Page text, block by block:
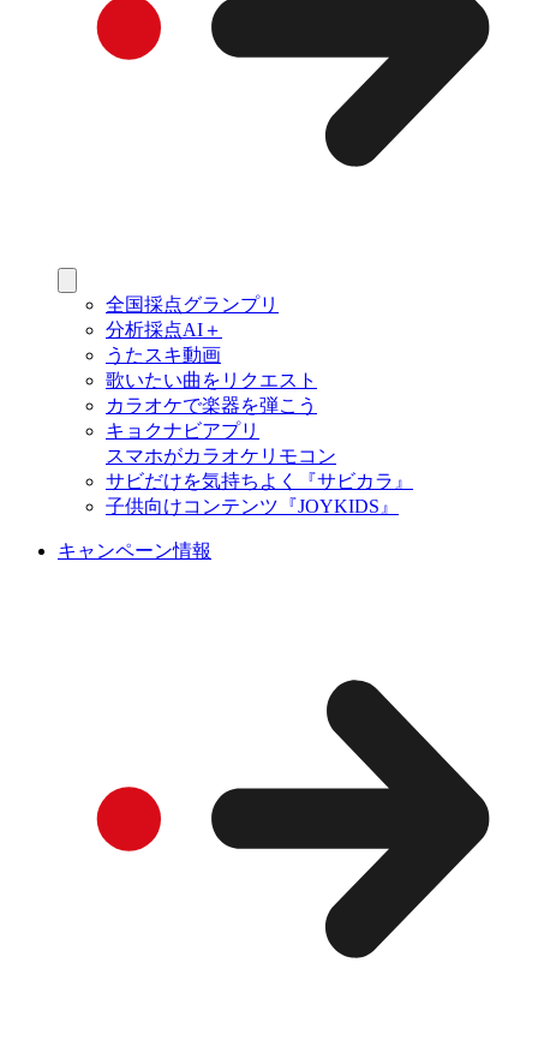
全国採点グランプリ
分析採点AI＋
うたスキ動画
歌いたい曲をリクエスト
カラオケで楽器を弾こう
キョクナビアプリ
スマホがカラオケリモコン
サビだけを気持ちよく『サビカラ』
子供向けコンテンツ『JOYKIDS』
キャンペーン情報